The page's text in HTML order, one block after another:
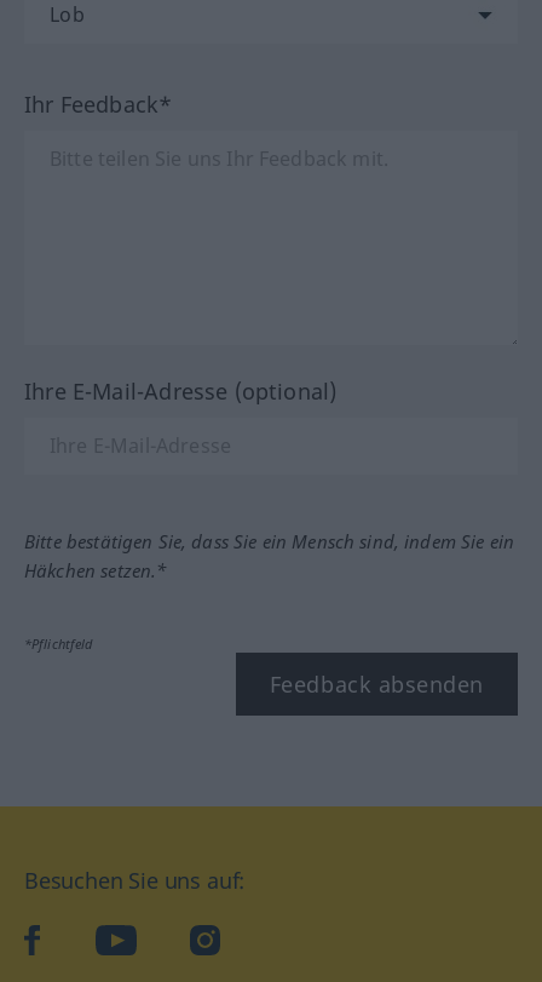
Ihr Feedback*
Ihre E-Mail-Adresse (optional)
Bitte bestätigen Sie, dass Sie ein Mensch sind, indem Sie ein
Häkchen setzen.*
*Pflichtfeld
Feedback absenden
Besuchen Sie uns auf:
facebookYouTube Instagram